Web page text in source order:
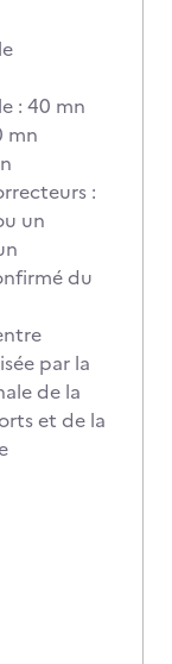
: 40 mn
mn
:
un
du
par la
de la
et de la